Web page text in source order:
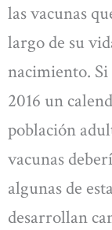
las vacunas
largo de su
nacimiento. Si
2016 un
población
vacunas
algunas de
desarrollan